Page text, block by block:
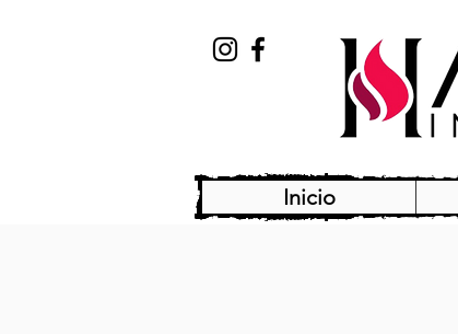
Inicio